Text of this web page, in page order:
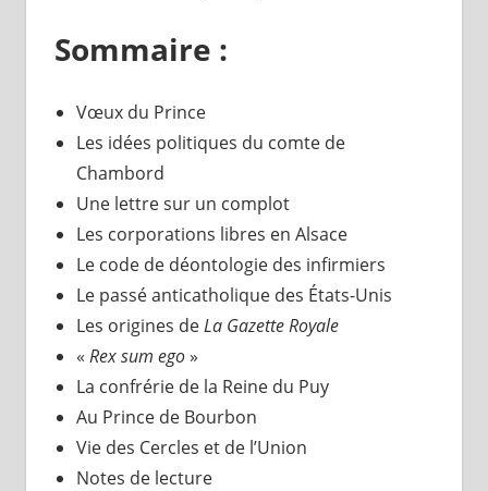
Sommaire :
Vœux du Prince
Les idées politiques du comte de
Chambord
Une lettre sur un complot
Les corporations libres en Alsace
Le code de déontologie des infirmiers
Le passé anticatholique des États-Unis
Les origines deLa Gazette Royale
« Rex sum ego»
La confrérie de la Reine du Puy
Au Prince de Bourbon
Vie des Cercles et de l’Union
Notes de lecture